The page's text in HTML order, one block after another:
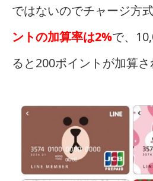
ではないのでチャージ方
ントの加算率は2%で、
ると200ポイントが加算さ